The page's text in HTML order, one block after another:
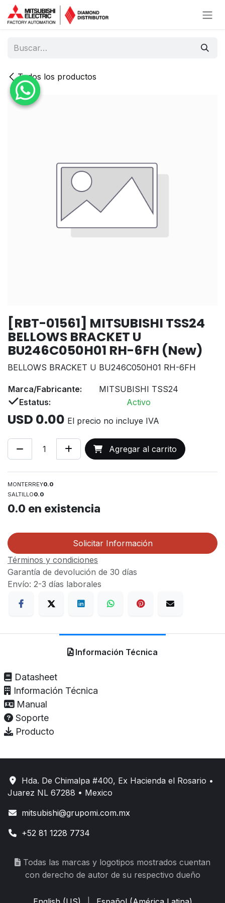
Ir al contenido
Todos los productos
[RBT-01561] MITSUBISHI TSS24
BELLOWS BRACKET U
BU246C050H01 RH-6FH (New)
BELLOWS BRACKET U BU246C050H01 RH-6FH
Marca/Fabricante:
MITSUBISHI TSS24
Estatus:
Activo
USD 0.00 El precio no incluye IVA
Agregar al carrito
MONTERREY0.0
SALTILLO0.0
0.0 en existencia
Solicitar Información
Términos y condiciones
Garantía de devolución de 30 días
Envío: 2-3 días laborales
Información Técnica
Datasheet
Información Técnica
Manual
Soporte
Producto
Hda. De Chimalpa #400, Ex Hacienda el Rosario •
Juarez NL 67288 • Mexico
mitsubishi@grupomi.com.mx
+52 81 1228 7734
Todas las marcas y logotipos mostrados cuentan
con derecho de autor de su respectivo dueño